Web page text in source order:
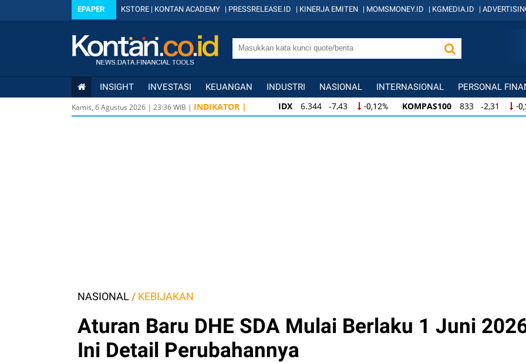
EPAPER KSTORE | KONTAN ACADEMY | PRESSRELEASE.ID | KINERJA EMITEN | MOMSMONEY.ID | KGMEDIA.ID |
INSIGHT INVESTASI KEUANGAN INDUSTRI NASIONAL INTERNASIONAL PERSONAL
Kamis, 6 Agustus 2026 | 23:36WIB | INDIKATOR | IDX 6.344 -7,43 -0,12% KOMPAS100 833 -2,31 -
IDX 6.344 -7,43 -0,12% KOMPAS100 833 -2,31 -
NASIONAL / KEBIJAKAN
Aturan Baru DHE SDA Mulai Berlaku 1 Juni
Ini Detail Perubahannya